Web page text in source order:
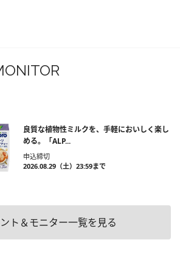
良質な植物性ミルクを、手軽においしく楽し
める。「ALP...
申込締切
2026.08.29（土）23:59まで
ト＆モニター一覧を見る